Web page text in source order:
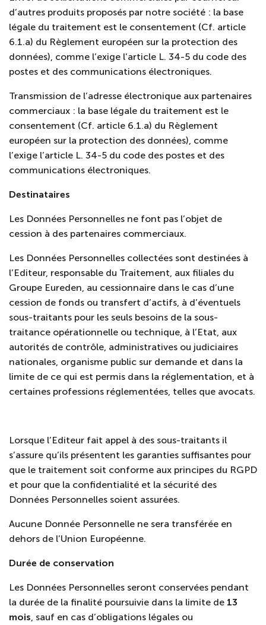
d’autres produits proposés par notre société : la base
légale du traitement est le consentement (Cf. article
6.1.a) du Règlement européen sur la protection des
données), comme l’exige l’article L. 34-5 du code des
postes et des communications électroniques.
Transmission de l’adresse électronique aux partenaires
commerciaux : la base légale du traitement est le
consentement (Cf. article 6.1.a) du Règlement
européen sur la protection des données), comme
l’exige l’article L. 34-5 du code des postes et des
communications électroniques.
Destinataires
Les Données Personnelles ne font pas l’objet de
cession à des partenaires commerciaux.
Les Données Personnelles collectées sont destinées à
l’Editeur, responsable du Traitement, aux filiales du
Groupe Eureden, au cessionnaire dans le cas d’une
cession de fonds ou transfert d’actifs, à d’éventuels
sous-traitants pour les seuls besoins de la sous-
traitance opérationnelle ou technique, à l’Etat, aux
autorités de contrôle, administratives ou judiciaires
nationales, organisme public sur demande et dans la
limite de ce qui est permis dans la réglementation, et à
certaines professions réglementées, telles que avocats.
Lorsque l’Editeur fait appel à des sous-traitants il
s’assure qu’ils présentent les garanties suffisantes pour
que le traitement soit conforme aux principes du RGPD
et pour que la confidentialité et la sécurité des
Données Personnelles soient assurées.
Aucune Donnée Personnelle ne sera transférée en
dehors de l’Union Européenne.
Durée de conservation
Les Données Personnelles seront conservées pendant
la durée de la finalité poursuivie dans la limite de 13
mois, sauf en cas d’obligations légales ou